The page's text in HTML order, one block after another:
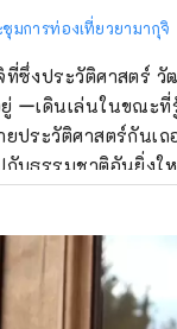
มการท่องเที่ยวยามากุจิ
ที่ซึ่งประวัติศาสตร์
ーเดินเล่นในขณะ
ประวัติศาสตร์กันเถ
กับธรรมชาติอันยิ่งใ
างทิศใต้ เมื่อคุณเยี่